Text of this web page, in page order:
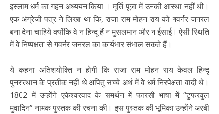
इस्लाम धर्म का गहन अध्ययन किया । मूर्ति पूजा में उनकी आस्था नहीं थी।
एक अंग्रेजी पत्र ने लिखा था कि, राजा राम मोहन राय को गवर्नर जनरल
बना देना चाहिये क्योंकि वे न हिन्दू हैं न मुसलमान और न ईसाई। ऐसी स्थिति
में वे निष्पक्षता से गवर्नर जनरल का कार्यभार संभाल सकते हैं।
ये कहना अतिशयोक्ति न होगी कि राजा राम मोहन राय केवल हिन्दू
पुनरुत्थान के प्रतीक नहीं थे अपितु सच्चे अर्थ में वे धर्म निरपेक्षता वादी थे।
1802 में उन्होंने एकेश्वरवाद के समर्थन में फारसी भाषा में “टुफरवुल
मुवादिन” नामक पुस्तक की रचना की। इस पुस्तक की भूमिका उन्होंने अरबी